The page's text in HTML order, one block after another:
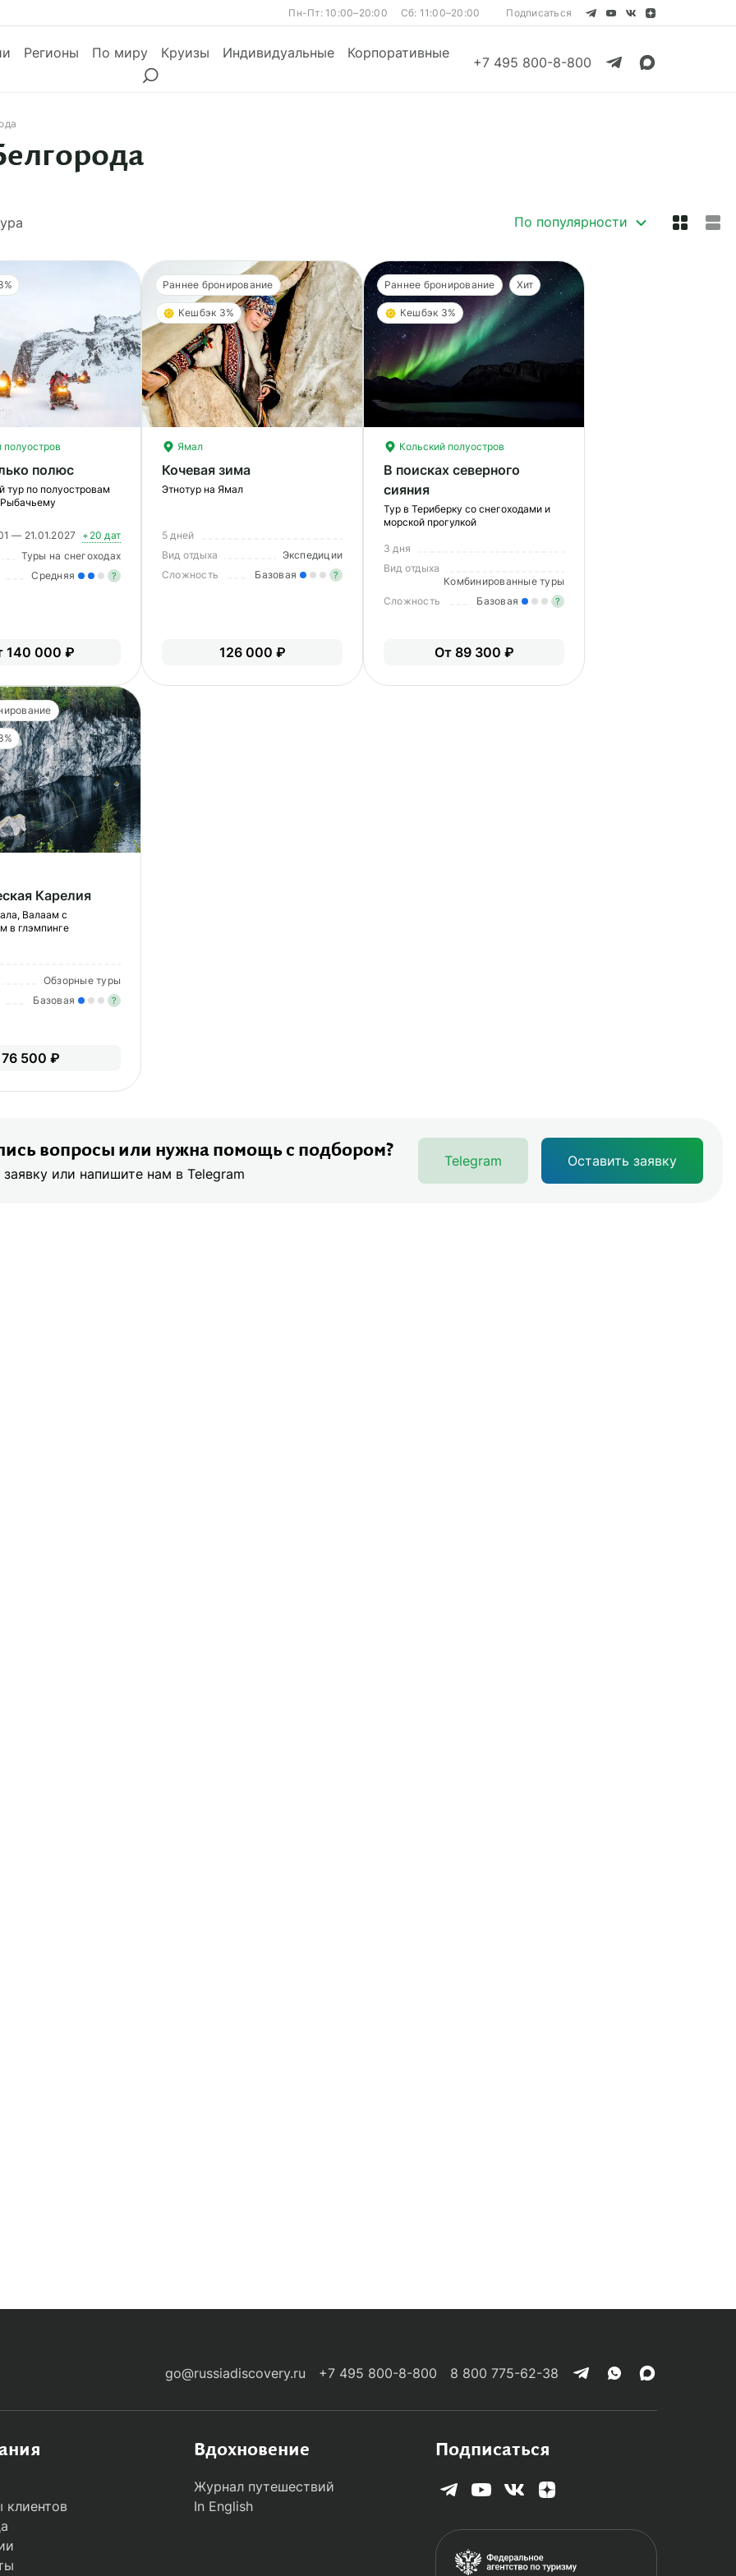
Пн-Пт: 10:00–20:00 Сб: 11:00–20:00 Подписаться
Регионы По миру Круизы Индивидуальные Корпоративные
+7 495 800-8-800
Месяцы
По популярности
полуостров
полюс
тур по полуостровам
— 21.01.2027
+20 дат
Туры на снегоходах
Средняя ?
140 000 ₽
Раннее бронирование
Кешбэк 3%
Ямал
Кочевая зима
Этнотур на Ямал
5 дней
Вид отдыха
Экспедиции
Сложность
Базовая ?
126 000 ₽
Раннее бронирование Хит
Кешбэк 3%
Кольский полуостров
В поисках северного
сияния
Тур в Териберку со снегоходами и
морской прогулкой
3 дня
Вид отдыха
Комбинированные туры
Сложность
Базовая ?
От 89 300 ₽
Карелия
Валаам с
в глэмпинге
Обзорные туры
Базовая ?
76 500 ₽
вопросы или нужна помощь с подбором?
заявку или напишите нам в Telegram
Telegram Оставить заявку
go@russiadiscovery.ru +7 495 800-8-800 8 800 775-62-38
клиентов
Вдохновение
Журнал путешествий
In English
Подписаться